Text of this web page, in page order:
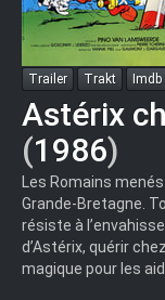
Trailer Trakt Imdb
Astérix
(1986)
Les Romains
Grande‐Bretagne.
résiste à
d’Astérix, quérir
magique pour les